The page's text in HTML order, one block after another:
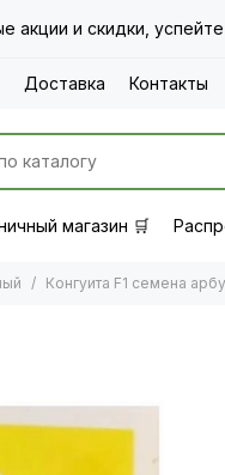
акции и скидки,
Доставка Контакты
магазин 🛒
Конгуита F1 семена